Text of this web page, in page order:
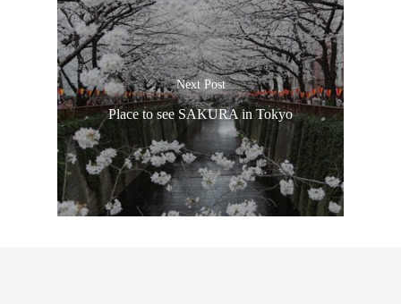
Next Post
Place to see SAKURA in Tokyo